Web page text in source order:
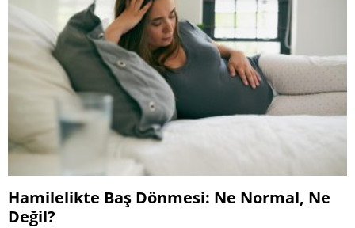
Hamilelikte Baş Dönmesi: Ne Normal, Ne
Değil?